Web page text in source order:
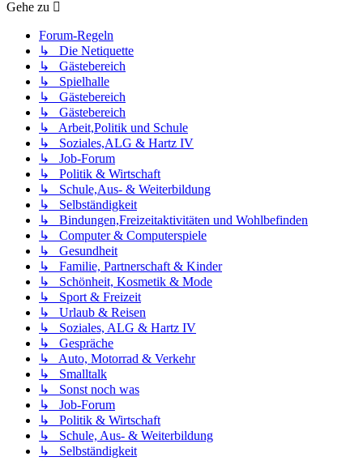
Gehe zu
Forum-Regeln
↳ Die Netiquette
↳ Gästebereich
↳ Spielhalle
↳ Gästebereich
↳ Gästebereich
↳ Arbeit,Politik und Schule
↳ Soziales,ALG & Hartz IV
↳ Job-Forum
↳ Politik & Wirtschaft
↳ Schule,Aus- & Weiterbildung
↳ Selbständigkeit
↳ Bindungen,Freizeitaktivitäten und Wohlbefinden
↳ Computer & Computerspiele
↳ Gesundheit
↳ Familie, Partnerschaft & Kinder
↳ Schönheit, Kosmetik & Mode
↳ Sport & Freizeit
↳ Urlaub & Reisen
↳ Soziales, ALG & Hartz IV
↳ Gespräche
↳ Auto, Motorrad & Verkehr
↳ Smalltalk
↳ Sonst noch was
↳ Job-Forum
↳ Politik & Wirtschaft
↳ Schule, Aus- & Weiterbildung
↳ Selbständigkeit